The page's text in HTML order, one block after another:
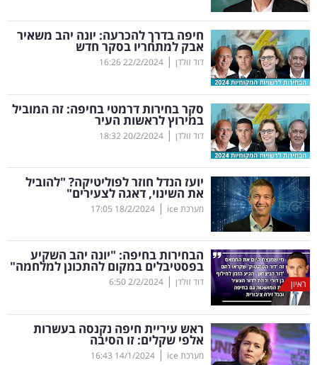
שיווק
ופרסום
משפט
מדדים
ומחקרים
דעות
רכילות
עסקית
קריפטו
ויראלי
טלוויזיה
עסקי
חיפה בדרך להכרעה: יונה יהב משאיר
אבק למתחריו בסקר חדש
דוד זולדן |
22/2/2024
16:26
סקר בחירות דרמטי בחיפה: זה המוביל
במירוץ לראשות העיר
דוד זולדן |
20/2/2024
18:32
יועז הנדל חוזר לפוליטיקה? "להוביל
את השינוי, דאגה לצעירים"
מערכת ice |
18/2/2024
17:05
ראיון
הבחירות בחיפה: "יונה יהב השקיע
בפסטיבלים במקום להתכונן למלחמה"
דוד זולדן |
2/2/2024
6:50
ראש עיריית חיפה נקנסה בעשרות
אלפי שקלים: זו הסיבה
מערכת ice |
14/1/2024
16:43